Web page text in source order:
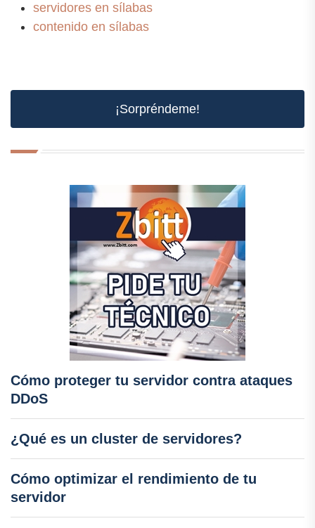
servidores en sílabas
contenido en sílabas
¡Sorpréndeme!
Cómo proteger tu servidor contra ataques
DDoS
¿Qué es un cluster de servidores?
Cómo optimizar el rendimiento de tu
servidor